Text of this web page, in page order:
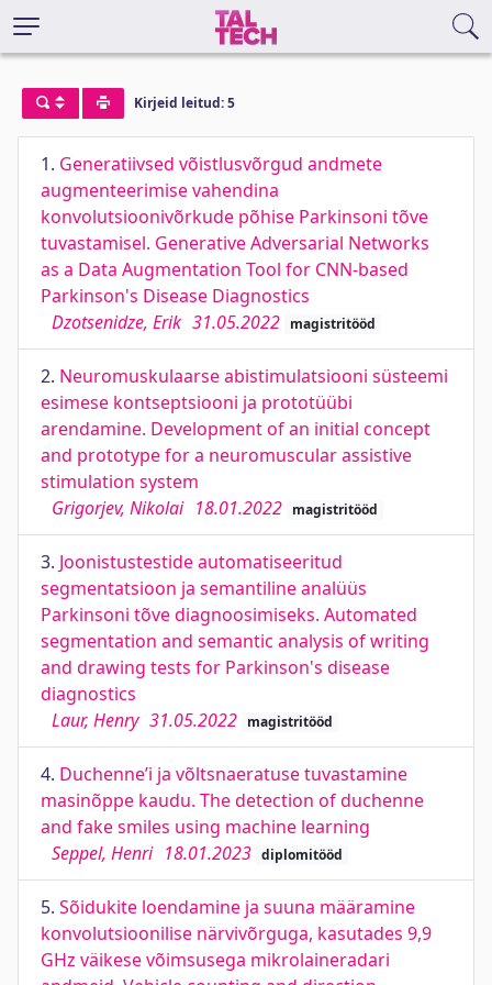
Kirjeid leitud: 5
1. Generatiivsed võistlusvõrgud andmete
augmenteerimise vahendina
konvolutsioonivõrkude põhise Parkinsoni tõve
tuvastamisel. Generative Adversarial Networks
as a Data Augmentation Tool for CNN-based
Parkinson's Disease Diagnostics
Dzotsenidze, Erik 31.05.2022 magistritööd
2. Neuromuskulaarse abistimulatsiooni süsteemi
esimese kontseptsiooni ja prototüübi
arendamine. Development of an initial concept
and prototype for a neuromuscular assistive
stimulation system
Grigorjev, Nikolai 18.01.2022 magistritööd
3. Joonistustestide automatiseeritud
segmentatsioon ja semantiline analüüs
Parkinsoni tõve diagnoosimiseks. Automated
segmentation and semantic analysis of writing
and drawing tests for Parkinson's disease
diagnostics
Laur, Henry 31.05.2022 magistritööd
4. Duchenne’i ja võltsnaeratuse tuvastamine
masinõppe kaudu. The detection of duchenne
and fake smiles using machine learning
Seppel, Henri 18.01.2023 diplomitööd
5. Sõidukite loendamine ja suuna määramine
konvolutsioonilise närvivõrguga, kasutades 9,9
GHz väikese võimsusega mikrolaineradari